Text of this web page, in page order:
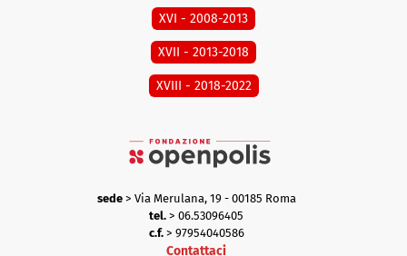
XVI - 2008-2013
XVII - 2013-2018
XVIII - 2018-2022
sede> Via Merulana, 19 - 00185 Roma
tel. > 06.53096405
c.f.> 97954040586
Contattaci